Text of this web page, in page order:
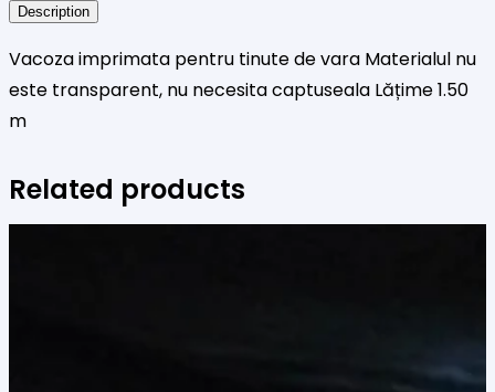
cuDescription
Vacoza imprimata pentru tinute de vara Materialul nu
este transparent, nu necesita captuseala Lățime 1.50
m
Related products